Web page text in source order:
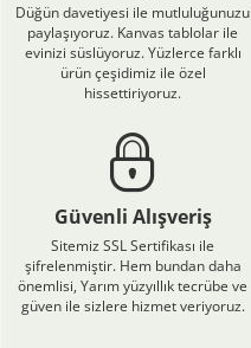
Düğün davetiyesi ile mutluluğunuzu
paylaşıyoruz. Kanvas tablolar ile
evinizi süslüyoruz. Yüzlerce farklı
ürün çeşidimiz ile özel
hissettiriyoruz.
Güvenli Alışveriş
Sitemiz SSL Sertifikası ile
şifrelenmiştir. Hem bundan daha
önemlisi, Yarım yüzyıllık tecrübe ve
güven ile sizlere hizmet veriyoruz.